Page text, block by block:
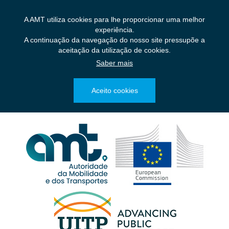
A AMT utiliza cookies para lhe proporcionar uma melhor
experiência.
A continuação da navegação do nosso site pressupõe a
aceitação da utilização de cookies.
Saber mais
Aceito cookies